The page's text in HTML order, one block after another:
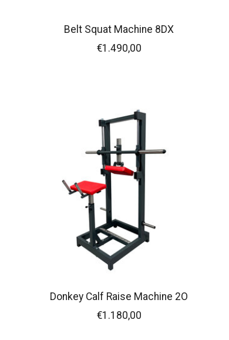
Belt Squat Machine 8DX
€1.490,00
Donkey Calf Raise Machine 2O
€1.180,00